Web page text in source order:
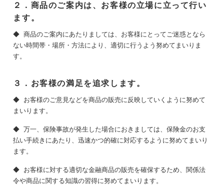
２．商品のご案内は、お客様の立場に立って行い
ます。
◆ 商品のご案内にあたりましては、お客様にとってご迷惑となら
ない時間帯・場所・方法により、適切に行うよう努めてまいりま
す。
３．お客様の満足を追求します。
◆ お客様のご意見などを商品の販売に反映していくように努めて
まいります。
◆ 万一、保険事故が発生した場合におきましては、保険金のお支
払い手続きにあたり、迅速かつ的確に対応するように努めてまいり
ます。
◆ お客様に対する適切な金融商品の販売を確保するため、関係法
令や商品に関する知識の習得に努めてまいります。